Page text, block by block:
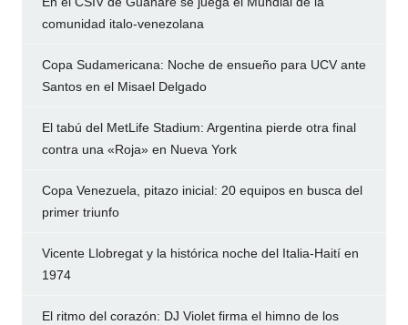
comunidad italo-venezolana
Copa Sudamericana: Noche de ensueño para UCV ante
Santos en el Misael Delgado
El tabú del MetLife Stadium: Argentina pierde otra final
contra una «Roja» en Nueva York
Copa Venezuela, pitazo inicial: 20 equipos en busca del
primer triunfo
Vicente Llobregat y la histórica noche del Italia-Haití en
1974
El ritmo del corazón: DJ Violet firma el himno de los